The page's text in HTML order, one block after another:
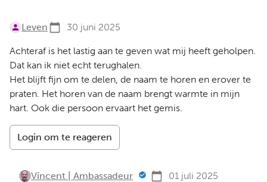
Leven 30 juni 2025
Achteraf is het lastig aan te geven wat mij heeft geholpen.
Dat kan ik niet echt terughalen.
Het blijft fijn om te delen, de naam te horen en erover te
praten. Het horen van de naam brengt warmte in mijn
hart. Ook die persoon ervaart het gemis.
Login om te reageren
Vincent | Ambassadeur 01 juli 2025